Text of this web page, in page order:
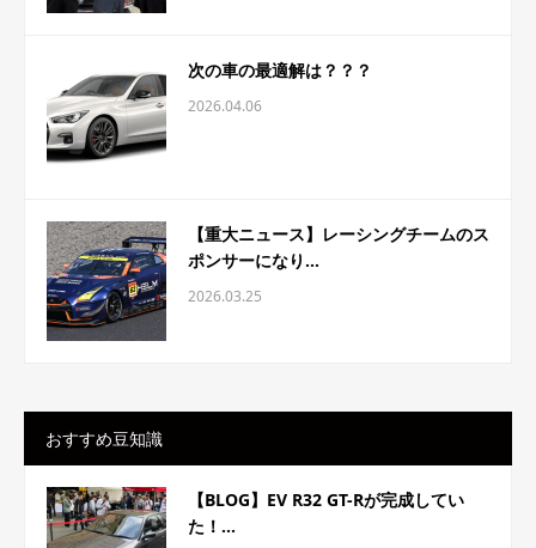
次の車の最適解は？？？
2026.04.06
【重大ニュース】レーシングチームのス
ポンサーになり...
2026.03.25
おすすめ豆知識
【BLOG】EV R32 GT-Rが完成してい
た！...